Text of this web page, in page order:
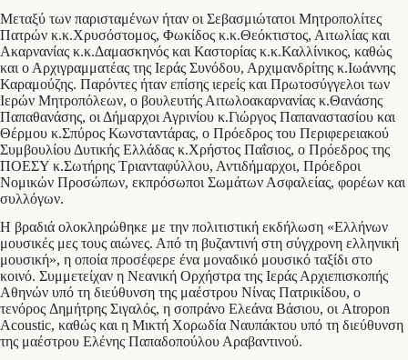
Μεταξύ των παρισταμένων ήταν οι Σεβασμιώτατοι Μητροπολίτες
Πατρών κ.κ.Χρυσόστομος, Φωκίδος κ.κ.Θεόκτιστος, Αιτωλίας και
Ακαρνανίας κ.κ.Δαμασκηνός και Καστορίας κ.κ.Καλλίνικος, καθώς
και ο Αρχιγραμματέας της Ιεράς Συνόδου, Αρχιμανδρίτης κ.Ιωάννης
Καραμούζης. Παρόντες ήταν επίσης ιερείς και Πρωτοσύγγελοι των
Ιερών Μητροπόλεων, ο βουλευτής Αιτωλοακαρνανίας κ.Θανάσης
Παπαθανάσης, οι Δήμαρχοι Αγρινίου κ.Γιώργος Παπαναστασίου και
Θέρμου κ.Σπύρος Κωνσταντάρας, ο Πρόεδρος του Περιφερειακού
Συμβουλίου Δυτικής Ελλάδας κ.Χρήστος Παΐσιος, ο Πρόεδρος της
ΠΟΕΣΥ κ.Σωτήρης Τριανταφύλλου, Αντιδήμαρχοι, Πρόεδροι
Νομικών Προσώπων, εκπρόσωποι Σωμάτων Ασφαλείας, φορέων και
συλλόγων.
Η βραδιά ολοκληρώθηκε με την πολιτιστική εκδήλωση «Ελλήνων
μουσικές μες τους αιώνες. Από τη βυζαντινή στη σύγχρονη ελληνική
μουσική», η οποία προσέφερε ένα μοναδικό μουσικό ταξίδι στο
κοινό. Συμμετείχαν η Νεανική Ορχήστρα της Ιεράς Αρχιεπισκοπής
Αθηνών υπό τη διεύθυνση της μαέστρου Νίνας Πατρικίδου, ο
τενόρος Δημήτρης Σιγαλός, η σοπράνο Ελεάνα Βάσιου, οι Atropon
Acoustic, καθώς και η Μικτή Χορωδία Ναυπάκτου υπό τη διεύθυνση
της μαέστρου Ελένης Παπαδοπούλου Αραβαντινού.